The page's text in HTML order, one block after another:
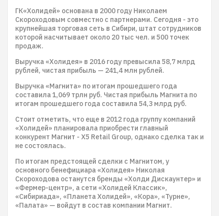
ГК«Холидей» основана в 2000 году Николаем
Скороходовым совместно с партнерами. Сегодня - это
крупнейшая торговая сеть в Сибири, штат сотрудников
которой насчитывает около 20 тыс чел. и 500 точек
продаж.
Выручка «Холидея» в 2016 году превысила 58,7 млрд
рублей, чистая прибыль — 241,4 млн рублей.
Выручка «Магнита» по итогам прошедшего года
составила 1,069 трлн руб. Чистая прибыль Магнита по
итогам прошедшего года составила 54,3 млрд руб.
Стоит отметить, что еще в 2012 года группу компаний
«Холидей» планировала приобрести главный
конкурент Магнит - X5 Retail Group, однако сделка так и
не состоялась.
По итогам предстоящей сделки с Магнитом, у
основного бенефициара «Холидея» Николая
Скороходова останутся бренды «Холди Дискаунтер» и
«Фермер-центр», а сети «Холидей Классик»,
«Сибириада», «Планета Холидей», «Кора», «Турне»,
«Палата» — войдут в состав компании Магнит.